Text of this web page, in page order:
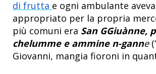
di frutta e ogni ambulante
appropriato per la propria
più comuni era San GGiuànne,
chelumme e ammine n-ganne
Giovanni, mangia fioroni in